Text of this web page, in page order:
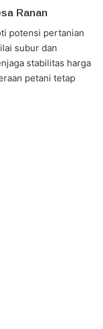
Ranan
potensi pertanian
subur dan
stabilitas harga
petani tetap